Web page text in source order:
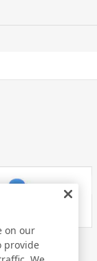
Products
on our
provide